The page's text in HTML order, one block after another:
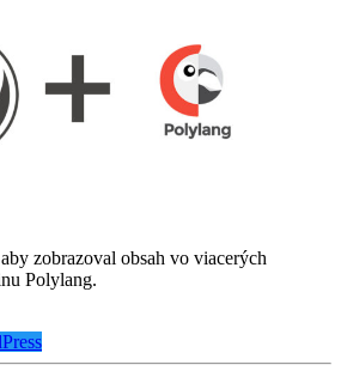
zobrazoval obsah vo viacerých
Polylang.